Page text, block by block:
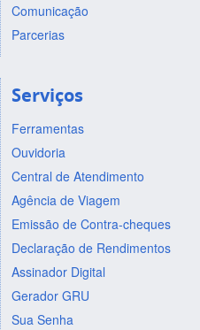
Comunicação
Parcerias
Serviços
Ferramentas
Ouvidoria
Central de Atendimento
Agência de Viagem
Emissão de Contra-cheques
Declaração de Rendimentos
Assinador Digital
Gerador GRU
Sua Senha